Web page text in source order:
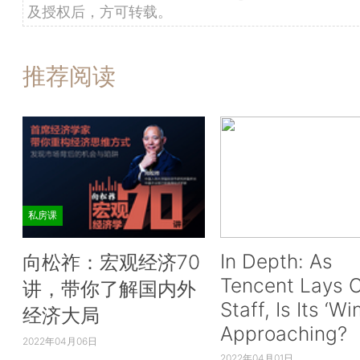
及授权后，方可转载。
推荐阅读
私房课
向松祚：宏观经济70
讲，带你了解国内外
经济大局
2022年04月06日
In Depth: As
Tencent Lays
Staff, Is Its
Approaching?